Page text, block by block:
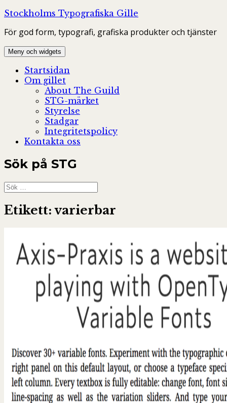
Hoppa
innehåll
Stockholms Typografiska Gille
För god form, typografi, grafiska produkter och tjänster
Meny och widgets
Startsidan
Om gillet
About The Guild
STG-märket
Styrelse
Stadgar
Integritetspolicy
Kontakta oss
Sök på STG
Sök
efter:
Etikett: varierbar